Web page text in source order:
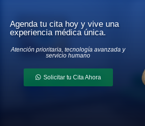
Agenda tu cita hoy y vive una
experiencia médica única.
Atención prioritaria, tecnología avanzada y
servicio humano
Solicitar tu Cita Ahora